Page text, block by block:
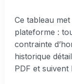
Ce tableau
plateforme :
contrainte
historique
PDF et suivent